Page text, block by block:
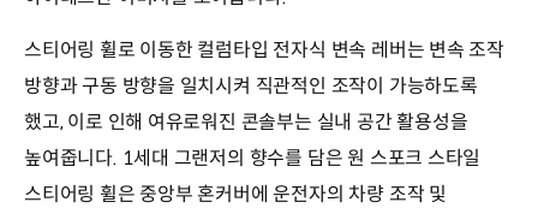
스티어링 휠로 이동한 컬럼타입 전자식 변속 레버는 변속 조작
방향과 구동 방향을 일치시켜 직관적인 조작이 가능하도록
했고, 이로 인해 여유로워진 콘솔부는 실내 공간 활용성을
높여줍니다. 1세대 그랜저의 향수를 담은 원 스포크 스타일
스티어링 휠은 중앙부 혼커버에 운전자의 차량 조작 및